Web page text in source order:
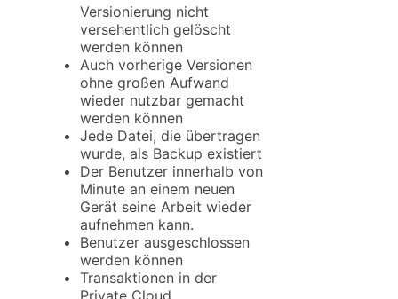
Versionierung nicht
versehentlich gelöscht
werden können
Auch vorherige Versionen
ohne großen Aufwand
wieder nutzbar gemacht
werden können
Jede Datei, die übertragen
wurde, als Backup existiert
Der Benutzer innerhalb von
Minute an einem neuen
Gerät seine Arbeit wieder
aufnehmen kann.
Benutzer ausgeschlossen
werden können
Transaktionen in der
Private Cloud